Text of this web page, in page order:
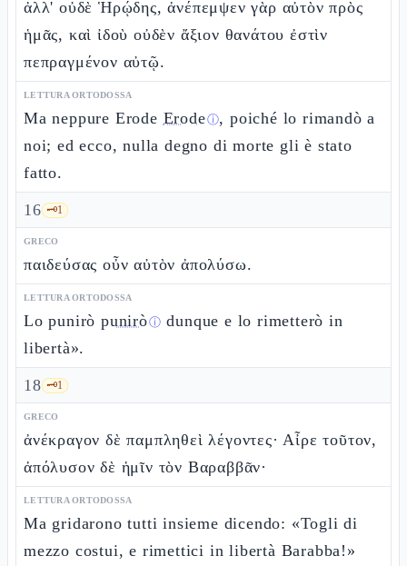
ἀλλ' οὐδὲ Ἡρῴδης, ἀνέπεμψεν γὰρ αὐτὸν πρὸς
ἡμᾶς, καὶ ἰδοὺ οὐδὲν ἄξιον θανάτου ἐστὶν
πεπραγμένον αὐτῷ.
LETTURA ORTODOSSA
Ma neppure Erode Erodeⓘ, poiché lo rimandò a
noi; ed ecco, nulla degno di morte gli è stato
fatto.
16 🗝️1
GRECO
παιδεύσας οὖν αὐτὸν ἀπολύσω.
LETTURA ORTODOSSA
Lo puniròpuniròⓘ dunque e lo rimetterò in
libertà».
18 🗝️1
GRECO
ἀνέκραγον δὲ παμπληθεὶ λέγοντες· Αἶρε τοῦτον,
ἀπόλυσον δὲ ἡμῖν τὸν Βαραββᾶν·
LETTURA ORTODOSSA
Ma gridarono tutti insieme dicendo: «Togli di
mezzo costui, e rimettici in libertà Barabba!»